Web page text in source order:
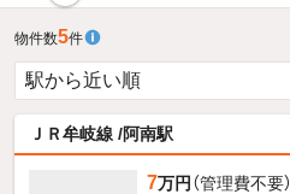
物件数5件
ＪＲ牟岐線 /阿南駅
7万円 （管理費不要）